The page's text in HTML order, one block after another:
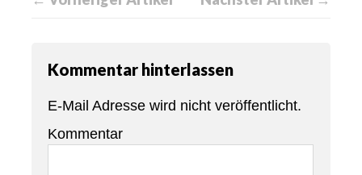
Kommentar hinterlassen
E-Mail Adresse wird nicht veröffentlicht.
Kommentar